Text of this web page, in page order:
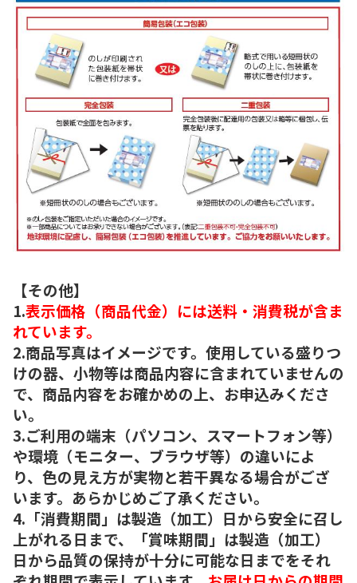
【その他】
1.表示価格（商品代金）には送料・消費税が含ま
れています。
2.商品写真はイメージです。使用している盛りつ
けの器、小物等は商品内容に含まれていませんの
で、商品内容をお確かめの上、お申込みくださ
い。
3.ご利用の端末（パソコン、スマートフォン等）
や環境（モニター、ブラウザ等）の違いによ
り、色の見え方が実物と若干異なる場合がござ
います。あらかじめご了承ください。
4.「消費期間」は製造（加工）日から安全に召し
上がれる日まで、「賞味期間」は製造（加工）
日から品質の保持が十分に可能な日までをそれ